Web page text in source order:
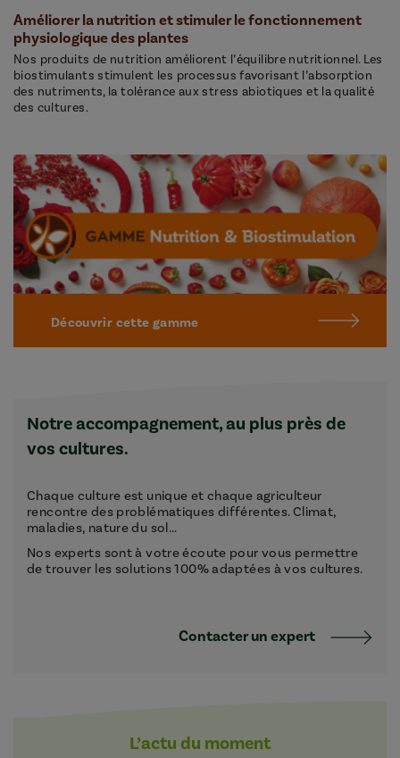
Améliorer la nutrition et stimuler le fonctionnement
physiologique des plantes
Nos produits de nutrition améliorent l’équilibre nutritionnel. Les
biostimulants stimulent les processus favorisant l’absorption
des nutriments, la tolérance aux stress abiotiques et la qualité
des cultures.
Découvrir cette gamme
Notre accompagnement, au plus près de
vos cultures.
Chaque culture est unique et chaque agriculteur
rencontre des problématiques différentes. Climat,
maladies, nature du sol...
Nos experts sont à votre écoute pour vous permettre
de trouver les solutions 100% adaptées à vos cultures.
Contacter un expert
L’actu du moment